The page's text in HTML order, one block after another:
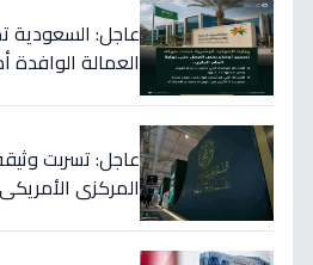
عاجل: السعودية
العمالة
عاجل: تسربت
المركزي